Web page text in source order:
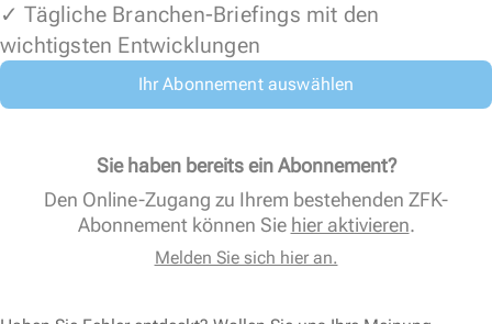
✓ Tägliche Branchen-Briefings mit den
wichtigsten Entwicklungen
Ihr Abonnement auswählen
Sie haben bereits ein Abonnement?
Den Online-Zugang zu Ihrem bestehenden ZFK-
Abonnement können Sie hier aktivieren.
Melden Sie sich hier an.